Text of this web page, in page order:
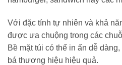
Với đặc tính tự nhiên và khả
được ưa chuộng trong các
Bề mặt túi có thể in ấn dễ
bá thương hiệu hiệu quả.